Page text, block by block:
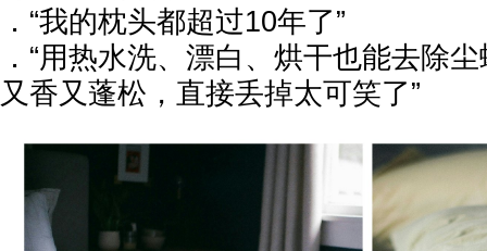
．“我的枕头都超过10年了”
．“用热水洗、漂白、烘干也能去除
又香又蓬松，直接丢掉太可笑了”